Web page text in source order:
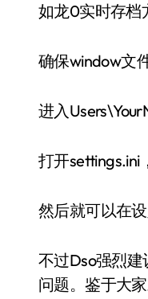
如龙0实时存档
确保window文
进入
打开settings.ini
然后就可以在设
不过Dso强烈
问题。鉴于大